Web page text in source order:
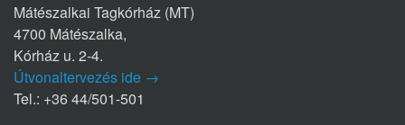
Mátészalkai Tagkórház (MT)
4700 Mátészalka,
Kórház u. 2-4.
Útvonaltervezés ide →
Tel.: +36 44/501-501